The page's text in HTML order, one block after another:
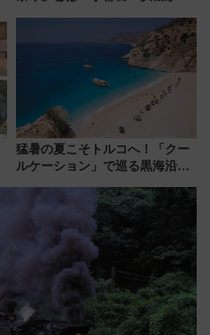
を食べ比べ【7月25日・26日開
猛暑の夏こそトルコへ！「クー
ルケーション」で巡る黒海沿岸
連検索数が前年比237％増、ナ
ショジオも認める『2026年に訪
れるべき世界の旅先』